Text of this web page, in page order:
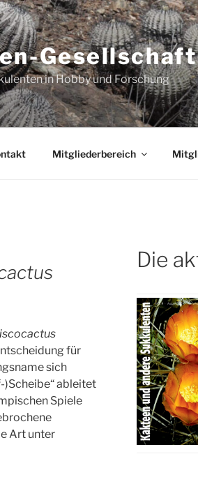
in Hobby und Forschung
Mitgliederbereich
für
sich
)Scheibe“ ableitet
Spiele
Art unter
Die